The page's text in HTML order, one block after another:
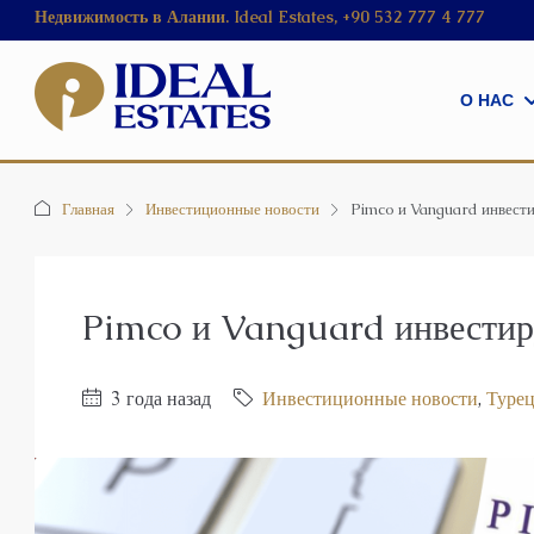
Недвижимость в Алании. Ideal Estates, +90 532 777 4 777
О НАС
Главная Инвестиционные новости Pimco и Vanguard
Pimco и Vanguard
3 года назад Инвестиционные новости,